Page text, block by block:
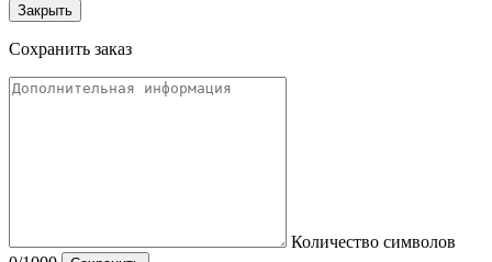
Закрыть
Сохранить заказ
Количество символов